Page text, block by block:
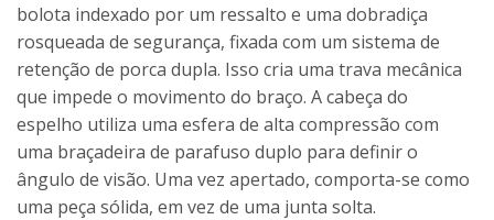
bolota indexado por um ressalto e uma dobradiça
rosqueada de segurança, fixada com um sistema de
retenção de porca dupla. Isso cria uma trava mecânica
que impede o movimento do braço. A cabeça do
espelho utiliza uma esfera de alta compressão com
uma braçadeira de parafuso duplo para definir o
ângulo de visão. Uma vez apertado, comporta-se como
uma peça sólida, em vez de uma junta solta.